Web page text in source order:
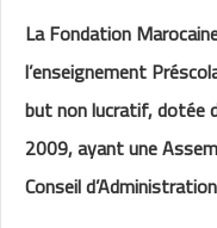
La Fondation
l’enseignement
but non lucratif, dotée
2009, ayant une
Conseil